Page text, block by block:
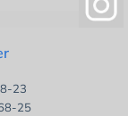
23
25